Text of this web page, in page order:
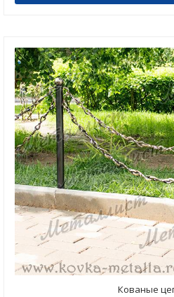
Кованые